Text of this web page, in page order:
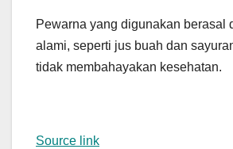
Pewarna yang digunakan berasal
alami, seperti jus buah dan
tidak membahayakan kesehatan.
Source link